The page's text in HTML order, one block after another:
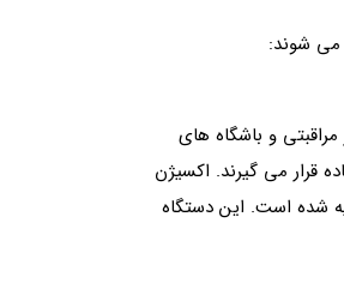
می شوند:
و باشگاه‌ های
قرار می گیرند. اکسیژن
شده است. این دستگاه